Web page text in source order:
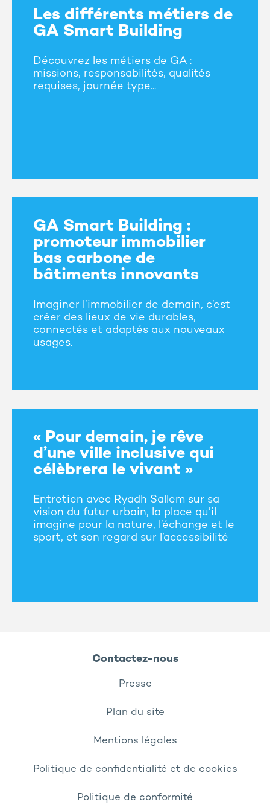
Les différents métiers de
GA Smart Building
Découvrez les métiers de GA :
missions, responsabilités, qualités
requises, journée type...
GA Smart Building :
promoteur immobilier
bas carbone de
bâtiments innovants
Imaginer l’immobilier de demain, c’est
créer des lieux de vie durables,
connectés et adaptés aux nouveaux
usages.
« Pour demain, je rêve
d’une ville inclusive qui
célèbrera le vivant »
Entretien avec Ryadh Sallem sur sa
vision du futur urbain, la place qu’il
imagine pour la nature, l’échange et le
sport, et son regard sur l’accessibilité
Contactez-nous
Presse
Plan du site
Mentions légales
Politique de confidentialité et de cookies
Politique de conformité